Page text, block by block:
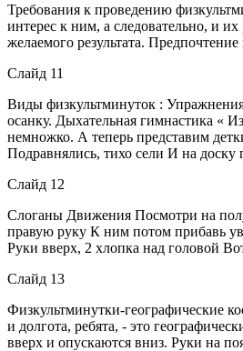
Требования к проведению
интерес к ним, а следовательно, и
желаемого результата.
Слайд 11
Виды физкультминуток :
осанку. Дыхательная гимнастика «
немножко. А теперь представим
Подравнялись, тихо сели И на доску
Слайд 12
Слоганы Движения Посмотри на
правую руку К ним потом прибавь
Руки вверх, 2 хлопка над головой
Слайд 13
Физкультминутки-географические
и долгота, ребята, - это
вверх и опускаются вниз. Руки на